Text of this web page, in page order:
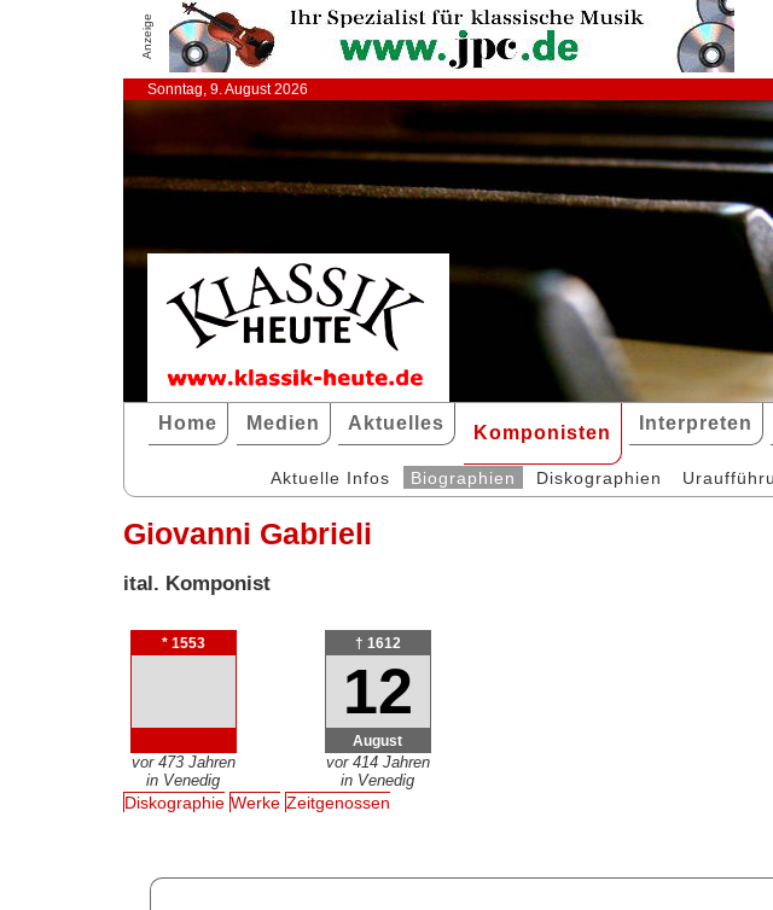
Anzeige
Sonntag, 9. August 2026
Home Medien Aktuelles Komponisten Interpreten
Aktuelle Infos Biographien Diskographien
Giovanni Gabrieli
ital. Komponist
* 1553
vor 473 Jahren
in Venedig
† 1612
12
August
vor 414 Jahren
in Venedig
Diskographie Werke Zeitgenossen